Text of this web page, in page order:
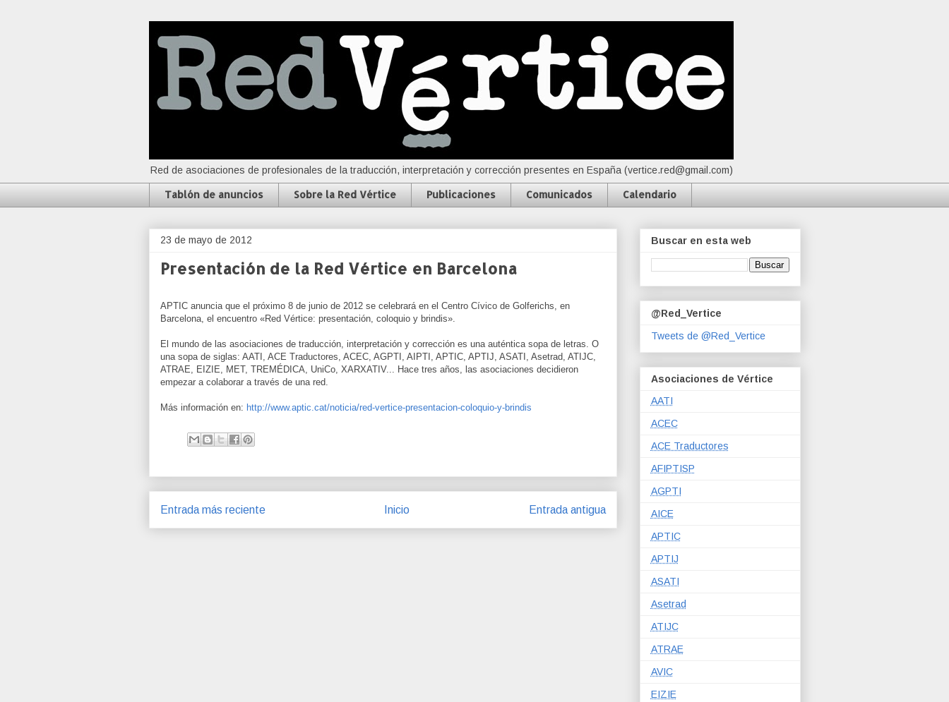
Red de asociaciones de profesionales de la traducción, interpretación y corrección presentes en España (vertice.red@gmail.com)
Tablón de anuncios Sobre la Red Vértice Publicaciones Comunicados Calendario
23 de mayo de 2012
Presentación de la Red Vértice en Barcelona
APTIC anuncia que el próximo 8 de junio de 2012 se celebrará en el Centro Cívico de Golferichs, en
Barcelona, el encuentro «Red Vértice: presentación, coloquio y brindis».
El mundo de las asociaciones de traducción, interpretación y corrección es una auténtica sopa de letras. O
una sopa de siglas: AATI, ACE Traductores, ACEC, AGPTI, AIPTI, APTIC, APTIJ, ASATI, Asetrad, ATIJC,
ATRAE, EIZIE, MET, TREMÉDICA, UniCo, XARXATIV... Hace tres años, las asociaciones decidieron
empezar a colaborar a través de una red.
Más información en: http://www.aptic.cat/noticia/red-vertice-presentacion-coloquio-y-brindis
Entrada más reciente Entrada antigua
Inicio
Buscar en esta web
@Red_Vertice
Tweets de @Red_Vertice
Asociaciones de Vértice
AATI
ACEC
ACE Traductores
AFIPTISP
AGPTI
AICE
APTIC
APTIJ
ASATI
Asetrad
ATIJC
ATRAE
AVIC
EIZIE